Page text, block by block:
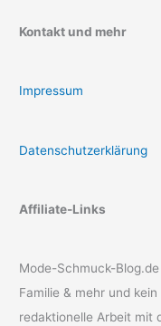
Kontakt und mehr
Impressum
Datenschutzerklärung
Affiliate-Links
Mode-Schmuck-
Familie & mehr und
redaktionelle Arbeit mit